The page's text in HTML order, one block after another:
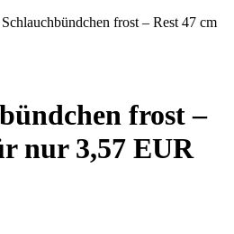
frost – Rest 47 cm
frost –
nur 3,57 EUR